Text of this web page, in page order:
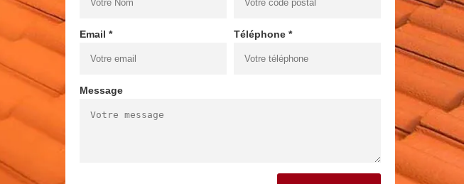
Email * Téléphone *
Message